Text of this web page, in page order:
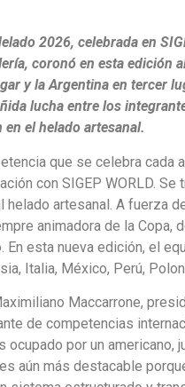
2026, celebrada en
coronó en esta
y la Argentina en tercer
lucha entre los
el helado artesanal.
que se celebra cada
con SIGEP WORLD.
helado artesanal. A fuerza
animadora de la Copa,
En esta nueva edición, el
Italia, México, Perú,
Maccarrone,
de competencias
ocupado por un americano,
aún más destacable